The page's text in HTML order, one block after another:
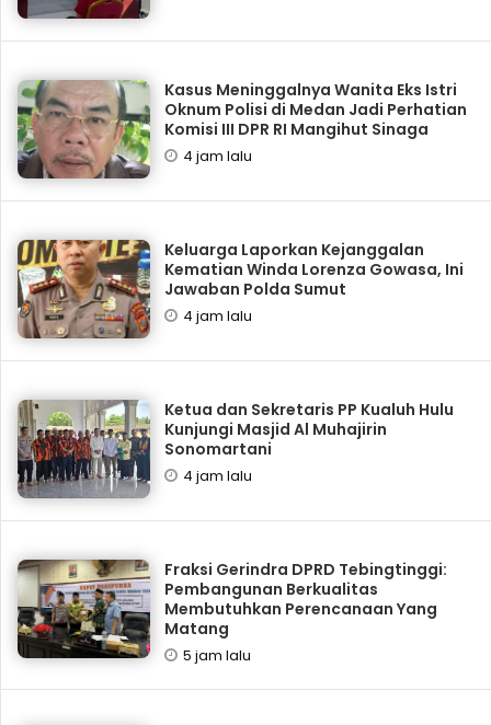
Kasus Meninggalnya Wanita Eks Istri
Oknum Polisi di Medan Jadi Perhatian
Komisi III DPR RI Mangihut Sinaga
4 jam lalu
Keluarga Laporkan Kejanggalan
Kematian Winda Lorenza Gowasa, Ini
Jawaban Polda Sumut
4 jam lalu
Ketua dan Sekretaris PP Kualuh Hulu
Kunjungi Masjid Al Muhajirin
Sonomartani
4 jam lalu
Fraksi Gerindra DPRD Tebingtinggi:
Pembangunan Berkualitas
Membutuhkan Perencanaan Yang
Matang
5 jam lalu